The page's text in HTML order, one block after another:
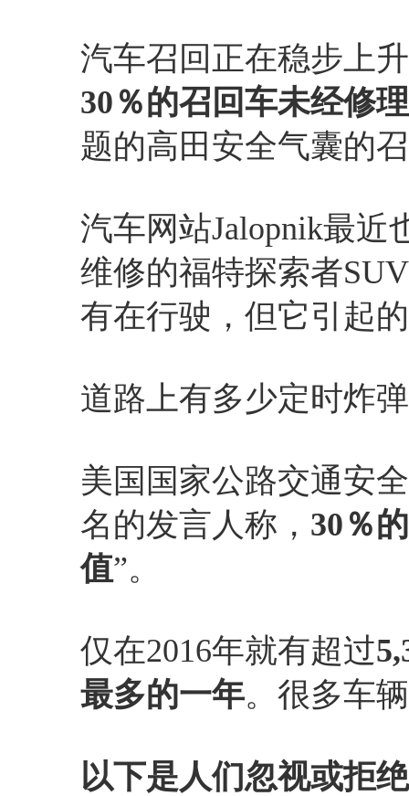
汽车召回正在稳步上
30％的召回车未经修理
题的高田安全气囊的
汽车网站Jalopnik最近
维修的福特探索者
有在行驶，但它引起
道路上有多少定时炸
美国国家公路交通安
名的发言人称， 30％
值”。
仅在2016年就有超过
最多的一年。很多车
以下是人们忽视或拒